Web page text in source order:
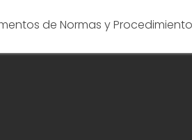
de Normas y